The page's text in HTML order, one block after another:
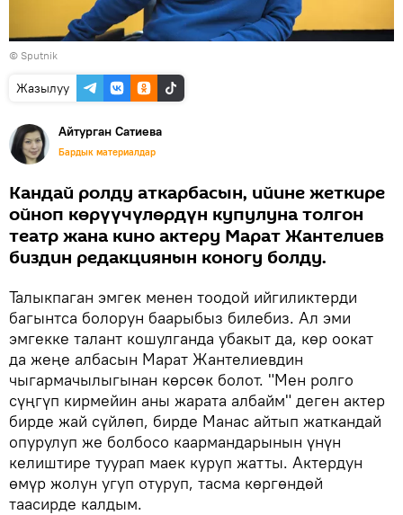
© Sputnik
Жазылуу
Айтурган Сатиева
Бардык материалдар
Кандай ролду аткарбасын, ийине жеткире
ойноп көрүүчүлөрдүн купулуна толгон
театр жана кино актеру Марат Жантелиев
биздин редакциянын коногу болду.
Талыкпаган эмгек менен тоодой ийгиликтерди
багынтса болорун баарыбыз билебиз. Ал эми
эмгекке талант кошулганда убакыт да, көр оокат
да жеңе албасын Марат Жантелиевдин
чыгармачылыгынан көрсөк болот. "Мен ролго
сүңгүп кирмейин аны жарата албайм" деген актер
бирде жай сүйлөп, бирде Манас айтып жаткандай
опурулуп же болбосо каармандарынын үнүн
келиштире туурап маек куруп жатты. Актердун
өмүр жолун угуп отуруп, тасма көргөндөй
таасирде калдым.